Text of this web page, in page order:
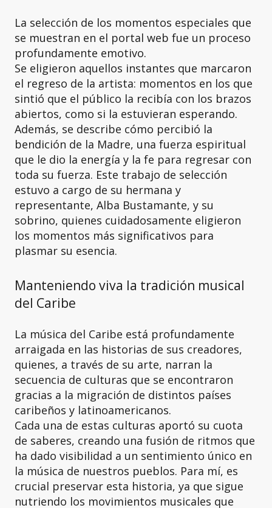
La selección de los momentos especiales que
se muestran en el portal web fue un proceso
profundamente emotivo.
Se eligieron aquellos instantes que marcaron
el regreso de la artista: momentos en los que
sintió que el público la recibía con los brazos
abiertos, como si la estuvieran esperando.
Además, se describe cómo percibió la
bendición de la Madre, una fuerza espiritual
que le dio la energía y la fe para regresar con
toda su fuerza. Este trabajo de selección
estuvo a cargo de su hermana y
representante, Alba Bustamante, y su
sobrino, quienes cuidadosamente eligieron
los momentos más significativos para
plasmar su esencia.
Manteniendo viva la tradición musical
del Caribe
La música del Caribe está profundamente
arraigada en las historias de sus creadores,
quienes, a través de su arte, narran la
secuencia de culturas que se encontraron
gracias a la migración de distintos países
caribeños y latinoamericanos.
Cada una de estas culturas aportó su cuota
de saberes, creando una fusión de ritmos que
ha dado visibilidad a un sentimiento único en
la música de nuestros pueblos. Para mí, es
crucial preservar esta historia, ya que sigue
nutriendo los movimientos musicales que